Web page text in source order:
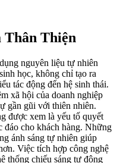
Thân Thiện
nguyên liệu tự nhiên
học, không chỉ tạo ra
tác động đến hệ sinh thái.
xã hội của doanh nghiệp
gần gũi với thiên nhiên.
được xem là yếu tố quyết
đáo cho khách hàng. Những
ánh sáng tự nhiên giúp
Việc tích hợp công nghệ
thống chiếu sáng tự động